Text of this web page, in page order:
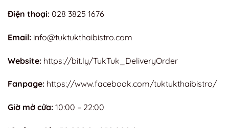
Điện thoại: 028 3825 1676
Email: info@tuktukthaibistro.com
Website: https://bit.ly/TukTuk_DeliveryOrder
Fanpage: https://www.facebook.com/tuktukthaibistro/
Giờ mở cửa: 10:00 – 22:00